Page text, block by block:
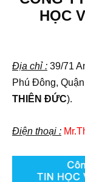
HỌC
Địa chỉ : 39/71
Phú Đông,
THIÊN ĐỨC).
Điện thoại :